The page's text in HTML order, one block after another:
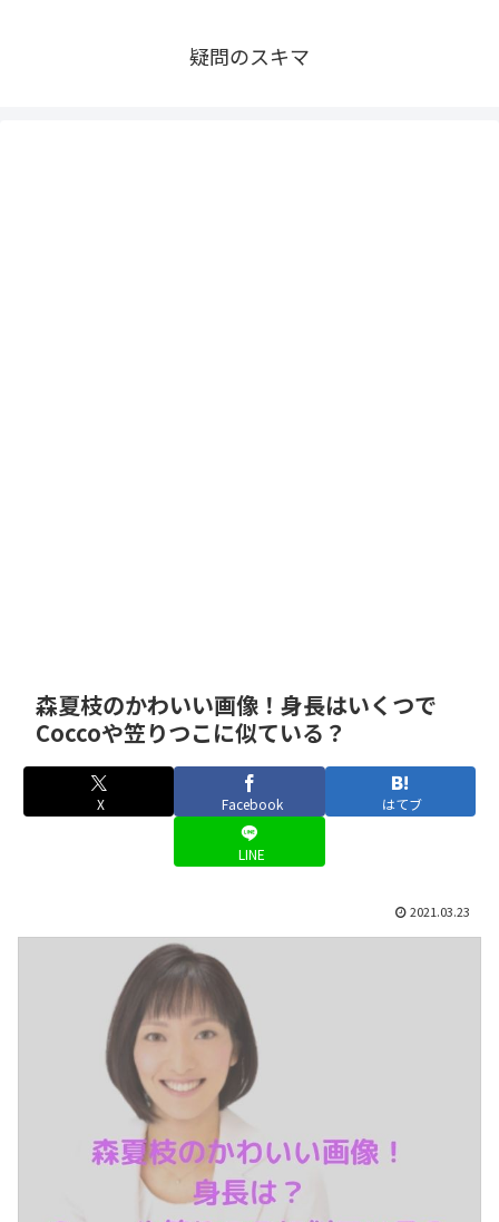
疑問のスキマ
森夏枝のかわいい画像！身長はいくつで
Coccoや笠りつこに似ている？
X Facebook はてブ
LINE
2021.03.23